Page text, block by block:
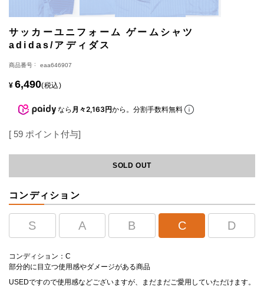
サッカーユニフォーム ゲームシャツ
adidas/アディダス
商品番号 eaa646907
¥ 6,490 税込
なら 月々2,163円から。分割手数料無料
[ 59 ポイント付与]
SOLD OUT
コンディション
S A B C D
コンディション：C
部分的に目立つ使用感やダメージがある商品
USEDですので使用感などございますが、まだまだご愛用していただけます。